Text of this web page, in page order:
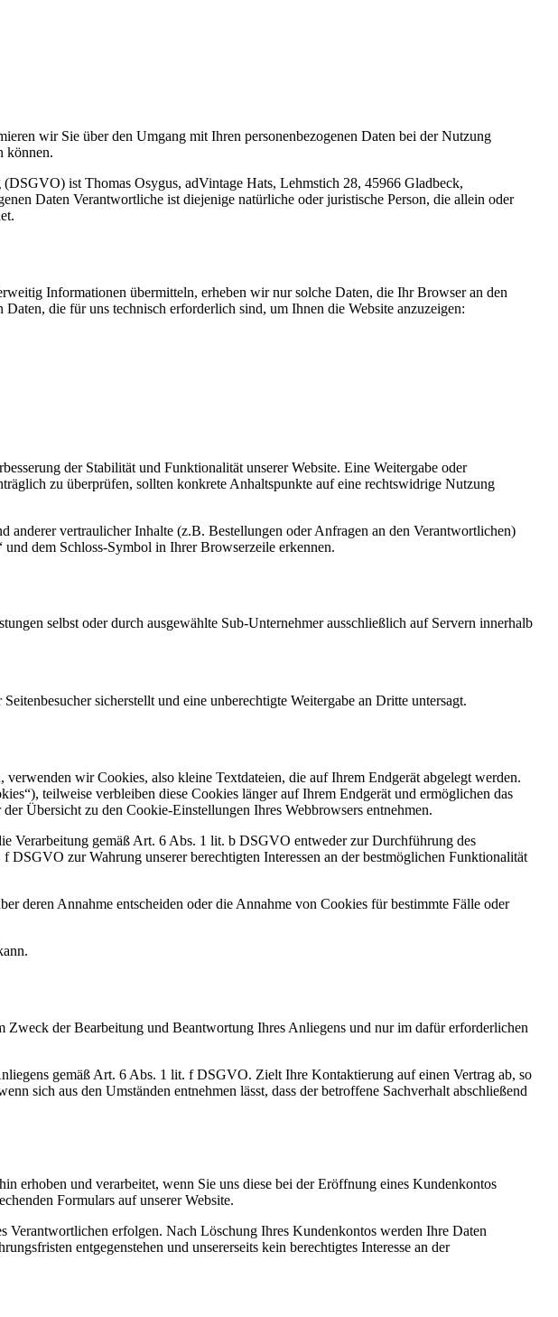
wir Sie über den Umgang mit Ihren personenbezogenen Daten bei der Nutzung
können.
ist Thomas Osygus, adVintage Hats, Lehmstich 28, 45966 Gladbeck,
Daten Verantwortliche ist diejenige natürliche oder juristische Person, die allein oder
Informationen übermitteln, erheben wir nur solche Daten, die Ihr Browser an den
die für uns technisch erforderlich sind, um Ihnen die Website anzuzeigen:
der Stabilität und Funktionalität unserer Website. Eine Weitergabe oder
zu überprüfen, sollten konkrete Anhaltspunkte auf eine rechtswidrige Nutzung
anderer vertraulicher Inhalte (z.B. Bestellungen oder Anfragen an den Verantwortlichen)
dem Schloss-Symbol in Ihrer Browserzeile erkennen.
selbst oder durch ausgewählte Sub-Unternehmer ausschließlich auf Servern innerhalb
sicherstellt und eine unberechtigte Weitergabe an Dritte untersagt.
wir Cookies, also kleine Textdateien, die auf Ihrem Endgerät abgelegt werden.
teilweise verbleiben diese Cookies länger auf Ihrem Endgerät und ermöglichen das
Übersicht zu den Cookie-Einstellungen Ihres Webbrowsers entnehmen.
Verarbeitung gemäß Art. 6 Abs. 1 lit. b DSGVO entweder zur Durchführung des
zur Wahrung unserer berechtigten Interessen an der bestmöglichen Funktionalität
deren Annahme entscheiden oder die Annahme von Cookies für bestimmte Fälle oder
der Bearbeitung und Beantwortung Ihres Anliegens und nur im dafür erforderlichen
gemäß Art. 6 Abs. 1 lit. f DSGVO. Zielt Ihre Kontaktierung auf einen Vertrag ab, so
sich aus den Umständen entnehmen lässt, dass der betroffene Sachverhalt abschließend
erhoben und verarbeitet, wenn Sie uns diese bei der Eröffnung eines Kundenkontos
Formulars auf unserer Website.
erfolgen. Nach Löschung Ihres Kundenkontos werden Ihre Daten
entgegenstehen und unsererseits kein berechtigtes Interesse an der